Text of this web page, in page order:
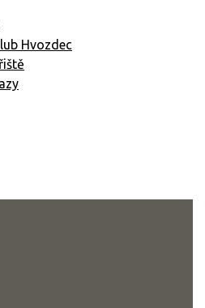
Hvozdec